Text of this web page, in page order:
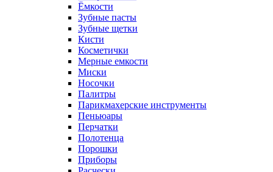
Ёмкости
Зубные пасты
Зубные щетки
Кисти
Косметички
Мерные емкости
Миски
Носочки
Палитры
Парикмахерские инструменты
Пеньюары
Перчатки
Полотенца
Порошки
Приборы